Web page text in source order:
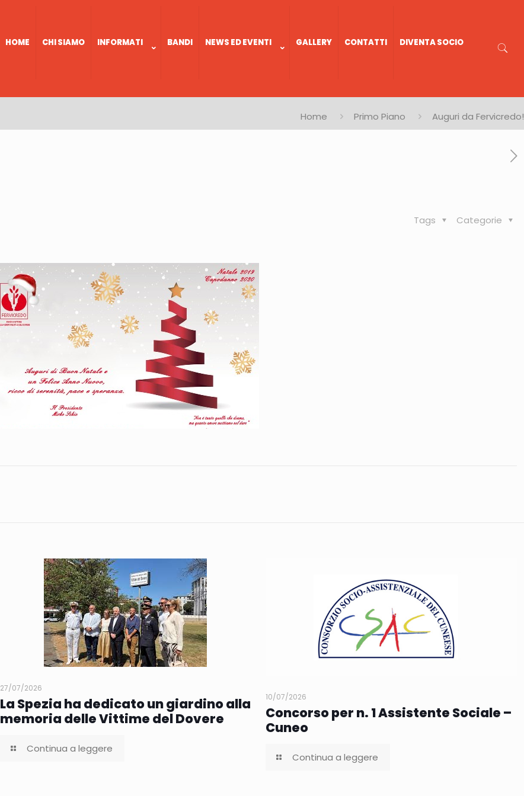
HOME CHI SIAMO INFORMATI BANDI NEWS ED EVENTI GALLERY CONTATTI DIVENTA SOCIO
Home Primo Piano Auguri da Fervicredo!
Categorie
Tags
27/07/2026
La Spezia ha dedicato un giardino alla
memoria delle Vittime del Dovere
Continua a leggere
10/07/2026
Concorso per n. 1 Assistente Sociale –
Cuneo
Continua a leggere